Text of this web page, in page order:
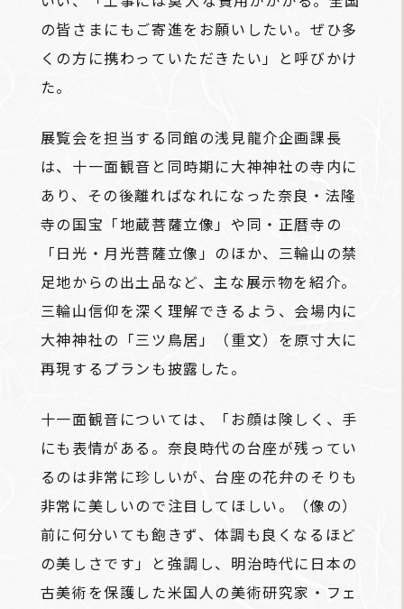
の皆さまにもご寄進をお願いしたい。ぜひ多
くの方に携わっていただきたい」と呼びかけ
た。
展覧会を担当する同館の浅見龍介企画課長
は、十一面観音と同時期に大神神社の寺内に
あり、その後離ればなれになった奈良・法隆
寺の国宝「地蔵菩薩立像」や同・正暦寺の
「日光・月光菩薩立像」のほか、三輪山の禁
足地からの出土品など、主な展示物を紹介。
三輪山信仰を深く理解できるよう、会場内に
大神神社の「三ツ鳥居」（重文）を原寸大に
再現するプランも披露した。
十一面観音については、「お顔は険しく、手
にも表情がある。奈良時代の台座が残ってい
るのは非常に珍しいが、台座の花弁のそりも
非常に美しいので注目してほしい。（像の）
前に何分いても飽きず、体調も良くなるほど
の美しさです」と強調し、明治時代に日本の
古美術を保護した米国人の美術研究家・フェ